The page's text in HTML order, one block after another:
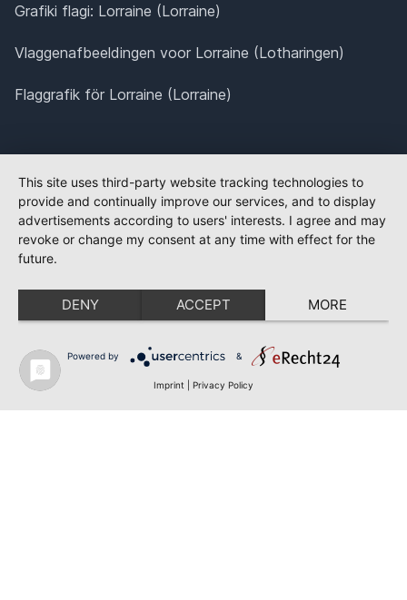
Grafiki flagi: Lorraine (Lorraine)
Vlaggenafbeeldingen voor Lorraine (Lotharingen)
Flaggrafik för Lorraine (Lorraine)
This site uses third-party website tracking technologies to
provide and continually improve our services, and to display
advertisements according to users' interests. I agree and may
revoke or change my consent at any time with effect for the
future.
DENY ACCEPT MORE
Powered by &
Imprint Privacy Policy